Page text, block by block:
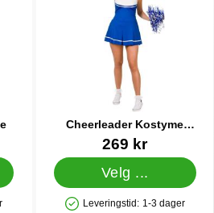
Cheerleader Kostyme
Blått/Hvitt
Varenummer 10428
269 kr
Velg ...
Leveringstid: 1-3 dager